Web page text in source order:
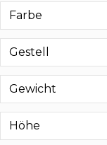
Farbe
Gestell
Gewicht
Höhe